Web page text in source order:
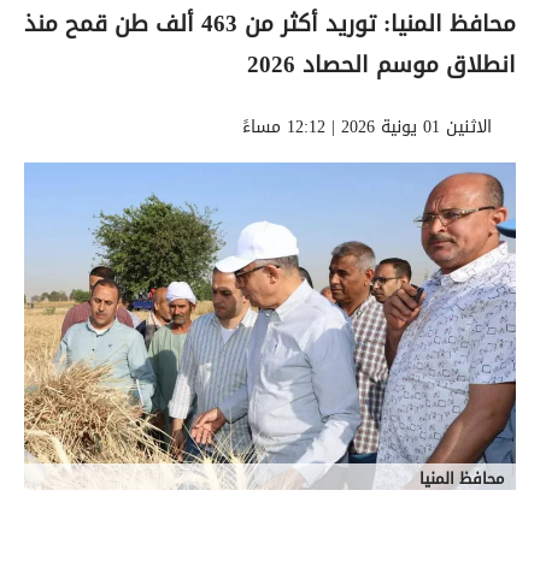
محافظ المنيا: توريد أكثر من 463 ألف طن قمح منذ
انطلاق موسم الحصاد 2026
الاثنين 01 يونية 2026 | 12:12 مساءً
محافظ المنيا